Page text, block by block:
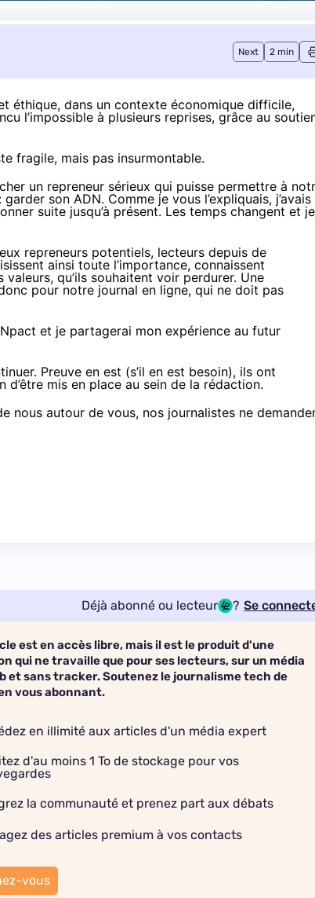
Next 2 min
éthique, dans un contexte économique difficile,
l’impossible à plusieurs reprises, grâce au
fragile, mais pas insurmontable.
un repreneur sérieux qui puisse permettre à
son ADN. Comme je vous l’expliquais, j’avais
suite jusqu’à présent. Les temps changent et je
repreneurs potentiels, lecteurs depuis de
ainsi toute l’importance, connaissent
qu’ils souhaitent voir perdurer. Une
pour notre journal en ligne, qui ne doit pas
et je partagerai mon expérience au futur
Preuve en est (s’il en est besoin), ils ont
d’être mis en place au sein de la rédaction.
nous autour de vous, nos journalistes ne
Déjà abonné ou lecteur ? Se
est en accès libre, mais il est le produit d'une
qui ne travaille que pour ses lecteurs, sur un média
et sans tracker. Soutenez le journalisme tech de
vous abonnant.
en illimité aux articles d'un média expert
d'au moins 1 To de stockage pour vos
la communauté et prenez part aux débats
des articles premium à vos contacts
vous